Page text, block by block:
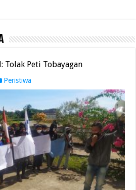
Tolak Peti Tobayagan
Peristiwa